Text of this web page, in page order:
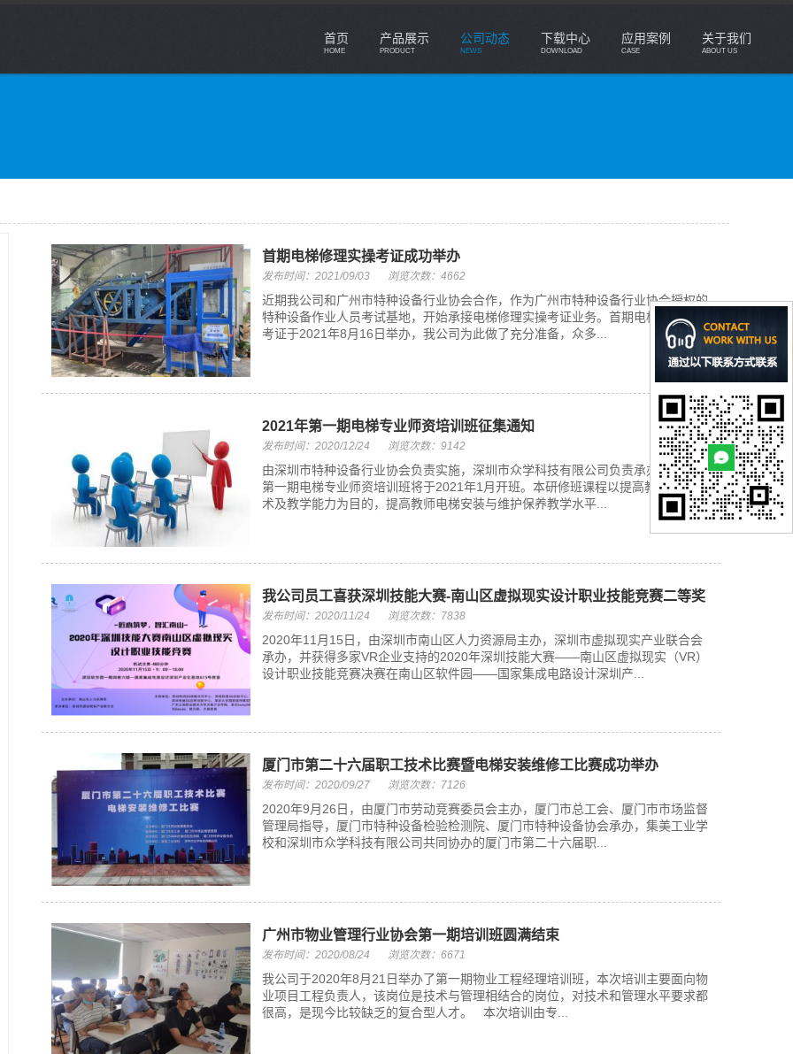
首页
HOME
产品展示
PRODUCT
公司动态
NEWS
下载中心
DOWNLOAD
应用案例
CASE
关于我们
ABOUT US
首期电梯修理实操考证成功举办
发布时间：2021/09/03 浏览次数：4662
近期我公司和广州市特种设备行业协会合作，作为广州市特种设备行业协会授权的
特种设备作业人员考试基地，开始承接电梯修理实操考证业务。首期电梯修理实操
考证于2021年8月16日举办，我公司为此做了充分准备，众多...
2021年第一期电梯专业师资培训班征集通知
发布时间：2020/12/24 浏览次数：9142
由深圳市特种设备行业协会负责实施，深圳市众学科技有限公司负责承办的2021年
第一期电梯专业师资培训班将于2021年1月开班。本研修班课程以提高教师电梯技
术及教学能力为目的，提高教师电梯安装与维护保养教学水平...
我公司员工喜获深圳技能大赛-南山区虚拟现实设计职业技能竞赛二等奖
发布时间：2020/11/24 浏览次数：7838
2020年11月15日，由深圳市南山区人力资源局主办，深圳市虚拟现实产业联合会
承办，并获得多家VR企业支持的2020年深圳技能大赛——南山区虚拟现实（VR）
设计职业技能竞赛决赛在南山区软件园——国家集成电路设计深圳产...
厦门市第二十六届职工技术比赛暨电梯安装维修工比赛成功举办
发布时间：2020/09/27 浏览次数：7126
2020年9月26日，由厦门市劳动竞赛委员会主办，厦门市总工会、厦门市市场监督
管理局指导，厦门市特种设备检验检测院、厦门市特种设备协会承办，集美工业学
校和深圳市众学科技有限公司共同协办的厦门市第二十六届职...
广州市物业管理行业协会第一期培训班圆满结束
发布时间：2020/08/24 浏览次数：6671
我公司于2020年8月21日举办了第一期物业工程经理培训班，本次培训主要面向物
业项目工程负责人，该岗位是技术与管理相结合的岗位，对技术和管理水平要求都
很高，是现今比较缺乏的复合型人才。 本次培训由专...